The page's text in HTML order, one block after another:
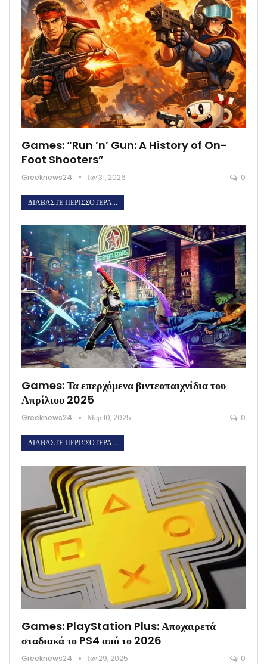
Games: “Run ’n’ Gun: A History of On-
Foot Shooters”
Greeknews24 Ιαν 31, 2026 0
ΔΙΑΒΆΣΤΕ ΠΕΡΙΣΣΌΤΕΡΑ...
Games: Τα επερχόμενα βιντεοπαιχνίδια του
Απρίλιου 2025
Greeknews24 Μαρ 10, 2025 0
ΔΙΑΒΆΣΤΕ ΠΕΡΙΣΣΌΤΕΡΑ...
Games: PlayStation Plus: Αποχαιρετά
σταδιακά το PS4 από το 2026
Greeknews24 Ιαν 29, 2025 0